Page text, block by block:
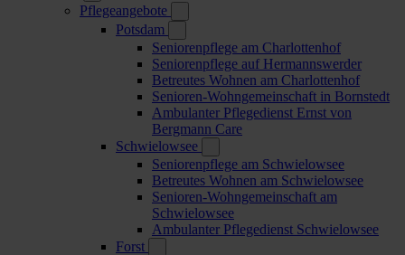
Pflegeangebote
Potsdam
Seniorenpflege am Charlottenhof
Seniorenpflege auf Hermannswerder
Betreutes Wohnen am Charlottenhof
Senioren-Wohngemeinschaft in Bornstedt
Ambulanter Pflegedienst Ernst von
Bergmann Care
Schwielowsee
Seniorenpflege am Schwielowsee
Betreutes Wohnen am Schwielowsee
Senioren-Wohngemeinschaft am
Schwielowsee
Ambulanter Pflegedienst Schwielowsee
Forst